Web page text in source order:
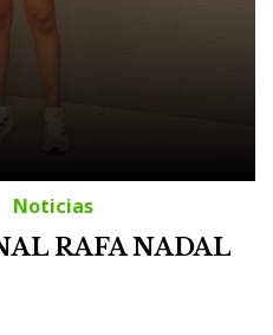
Noticias
RAFA NADAL